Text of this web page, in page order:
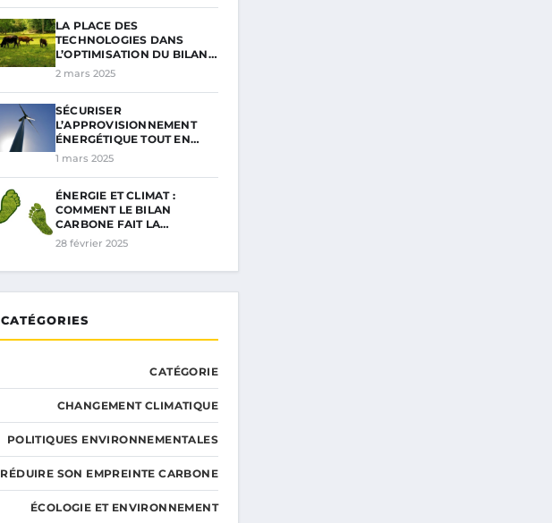
LA PLACE DES
TECHNOLOGIES DANS
L’OPTIMISATION DU BILAN…
2 mars 2025
SÉCURISER
L’APPROVISIONNEMENT
ÉNERGÉTIQUE TOUT EN…
1 mars 2025
ÉNERGIE ET CLIMAT :
COMMENT LE BILAN
CARBONE FAIT LA…
28 février 2025
CATÉGORIES
CATÉGORIE
CHANGEMENT CLIMATIQUE
POLITIQUES ENVIRONNEMENTALES
RÉDUIRE SON EMPREINTE CARBONE
ÉCOLOGIE ET ENVIRONNEMENT